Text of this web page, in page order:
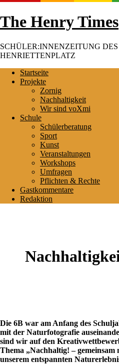
Skip
to
The Henry Times
SCHÜLER:INNENZEITUNG
HENRIETTENPLATZ
Startseite
Projekte
Zornig
Nachhaltigkeit
Wir sind voXmi
Schule
Schülerberatung
Sport
Kunst
Veranstaltungen
Workshops
Umfragen
Pflichten & Rechte
Gastkommentare
Redaktion
Die 6B war am Anfang des
mit der Naturfotografie
sind wir auf den
Thema „Nachhaltig! – gemeinsam
unserem entspannten